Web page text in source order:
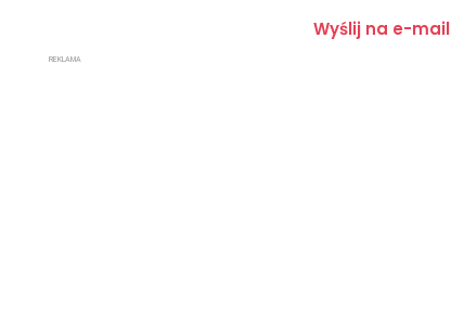
Wyślij na e-mail
REKLAMA